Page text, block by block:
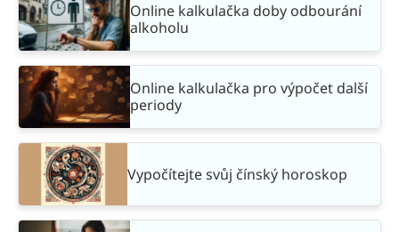
Online kalkulačka doby odbourání
alkoholu
Online kalkulačka pro výpočet další
periody
Vypočítejte svůj čínský horoskop